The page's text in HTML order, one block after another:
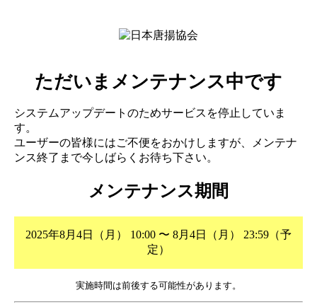
ただいまメンテナンス中です
システムアップデートのためサービスを停止していま
す。
ユーザーの皆様にはご不便をおかけしますが、メンテナ
ンス終了まで今しばらくお待ち下さい。
メンテナンス期間
2025年8月4日（月） 10:00 〜 8月4日（月） 23:59（予
定）
実施時間は前後する可能性があります。